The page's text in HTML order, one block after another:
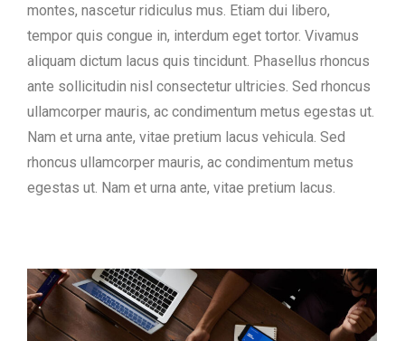
montes, nascetur ridiculus mus. Etiam dui libero,
tempor quis congue in, interdum eget tortor. Vivamus
aliquam dictum lacus quis tincidunt. Phasellus rhoncus
ante sollicitudin nisl consectetur ultricies. Sed rhoncus
ullamcorper mauris, ac condimentum metus egestas ut.
Nam et urna ante, vitae pretium lacus vehicula. Sed
rhoncus ullamcorper mauris, ac condimentum metus
egestas ut. Nam et urna ante, vitae pretium lacus.